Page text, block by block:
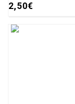
2,50€